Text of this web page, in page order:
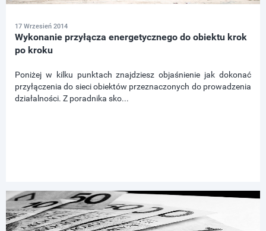
17 Wrzesień 2014
Wykonanie przyłącza energetycznego do obiektu krok
po kroku
Poniżej w kilku punktach znajdziesz objaśnienie jak dokonać
przyłączenia do sieci obiektów przeznaczonych do prowadzenia
działalności. Z poradnika sko...